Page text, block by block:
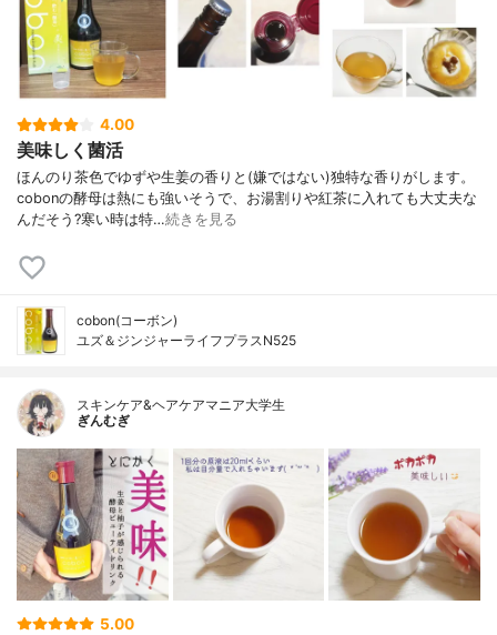
4.00
美味しく菌活
ほんのり茶色でゆずや生姜の香りと(嫌ではない)独特な香りがします。
⁣⁣cobonの酵母は熱にも強いそうで、お湯割りや紅茶に入れても大丈夫な
んだそう?⁣寒い時は特…続きを見る
cobon(コーボン)
ユズ＆ジンジャーライフプラスN525
スキンケア&ヘアケアマニア大学生
ぎんむぎ
5.00